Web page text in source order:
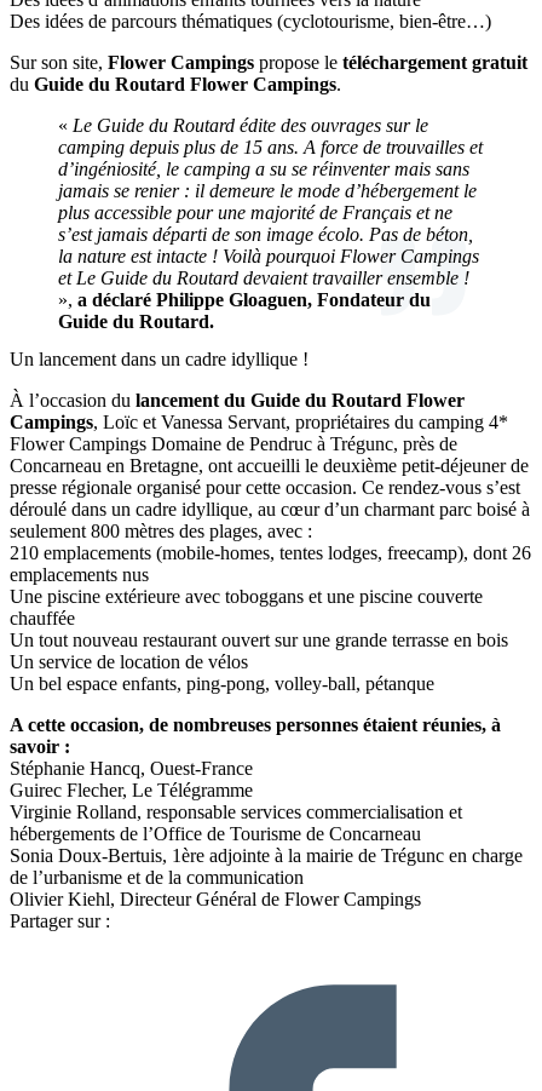
Des idées de parcours thématiques (cyclotourisme, bien-être…)
Sur son site, Flower Campings propose le téléchargement gratuit
du Guide du Routard Flower Campings.
« Le Guide du Routard édite des ouvrages sur le
camping depuis plus de 15 ans. A force de trouvailles et
d’ingéniosité, le camping a su se réinventer mais sans
jamais se renier : il demeure le mode d’hébergement le
plus accessible pour une majorité de Français et ne
s’est jamais départi de son image écolo. Pas de béton,
la nature est intacte ! Voilà pourquoi Flower Campings
et Le Guide du Routard devaient travailler ensemble !
», a déclaré Philippe Gloaguen, Fondateur du
Guide du Routard.
Un lancement dans un cadre idyllique !
À l’occasion du lancement du Guide du Routard Flower
Campings, Loïc et Vanessa Servant, propriétaires du camping 4*
Flower Campings Domaine de Pendruc à Trégunc, près de
Concarneau en Bretagne, ont accueilli le deuxième petit-déjeuner de
presse régionale organisé pour cette occasion. Ce rendez-vous s’est
déroulé dans un cadre idyllique, au cœur d’un charmant parc boisé à
seulement 800 mètres des plages, avec :
210 emplacements (mobile-homes, tentes lodges, freecamp), dont 26
emplacements nus
Une piscine extérieure avec toboggans et une piscine couverte
chauffée
Un tout nouveau restaurant ouvert sur une grande terrasse en bois
Un service de location de vélos
Un bel espace enfants, ping-pong, volley-ball, pétanque
A cette occasion, de nombreuses personnes étaient réunies, à
savoir :
Stéphanie Hancq, Ouest-France
Guirec Flecher, Le Télégramme
Virginie Rolland, responsable services commercialisation et
hébergements de l’Office de Tourisme de Concarneau
Sonia Doux-Bertuis, 1ère adjointe à la mairie de Trégunc en charge
de l’urbanisme et de la communication
Olivier Kiehl, Directeur Général de Flower Campings
Partager sur :